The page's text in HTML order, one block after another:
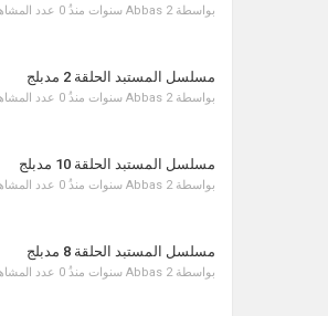
بواسطة Abbas 2 سنوات منذُ 0 عدد المشاهدات
مسلسل المستبد الحلقة 2 مدبلج
بواسطة Abbas 2 سنوات منذُ 0 عدد المشاهدات
مسلسل المستبد الحلقة 10 مدبلج
بواسطة Abbas 2 سنوات منذُ 0 عدد المشاهدات
مسلسل المستبد الحلقة 8 مدبلج
بواسطة Abbas 2 سنوات منذُ 0 عدد المشاهدات